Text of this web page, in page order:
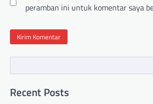
peramban ini untuk komentar saya
Recent Posts